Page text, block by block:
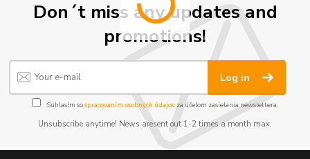
Don´t miss any updates and
promotions!
Log in
Súhlasím sospracovaním osobných údajov za účelom zasielania newslettera.
Unsubscribe anytime! News aresent out 1-2 times a month max.